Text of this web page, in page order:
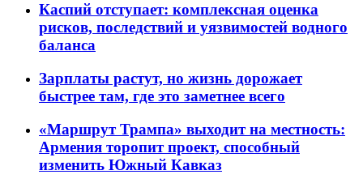
Каспий отступает: комплексная оценка
рисков, последствий и уязвимостей водного
баланса
Зарплаты растут, но жизнь дорожает
быстрее там, где это заметнее всего
«Маршрут Трампа» выходит на местность:
Армения торопит проект, способный
изменить Южный Кавказ